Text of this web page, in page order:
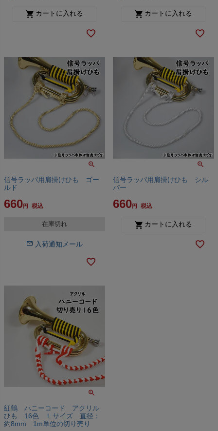
カートに入れる カートに入れる
信号ラッパ用肩掛けひも ゴー
ルド
660 税込
在庫切れ
入荷通知メール
信号ラッパ用肩掛けひも シル
バー
660 税込
カートに入れる
紅鶴 ハニーコード アクリル
ひも 16色 Ｌサイズ 直径：
約8mm 1m単位の切り売り